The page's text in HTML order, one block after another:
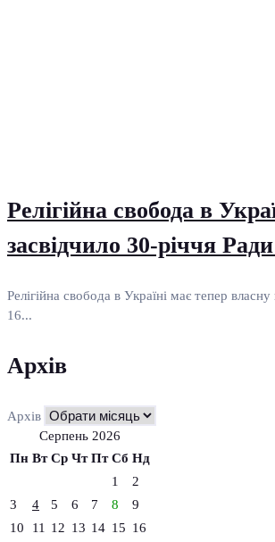
Релігійна свобода в
засвідчило 30-річчя
Релігійна свобода в Україні має тепер
16...
Архів
Архів
Серпень 2026
Пн Вт Ср Чт Пт Сб Нд
1
2
3
4 5 6 7 8
9
10
11 12 13 14 15 16